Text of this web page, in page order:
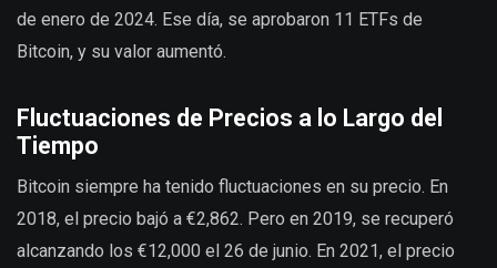
de enero de 2024. Ese día, se aprobaron 11 ETFs de
Bitcoin, y su valor aumentó.
Fluctuaciones de Precios a lo Largo del
Tiempo
Bitcoin siempre ha tenido fluctuaciones en su precio. En
2018, el precio bajó a €2,862. Pero en 2019, se recuperó
alcanzando los €12,000 el 26 de junio. En 2021, el precio